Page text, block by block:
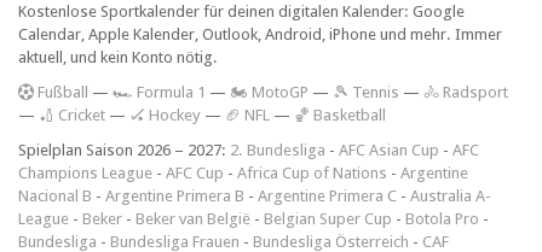
Kostenlose Sportkalender für deinen digitalen Kalender: Google
Calendar, Apple Kalender, Outlook, Android, iPhone und mehr. Immer
aktuell, und kein Konto nötig.
Fußball — 🏎️ Formula 1 — 🏍 MotoGP — 🎾 Tennis — 🚴 Radsport
— 🏏 Cricket — 🏑 Hockey — 🏈 NFL — 🏀 Basketball
Spielplan Saison 2026 – 2027: 2. Bundesliga - AFC Asian Cup - AFC
Champions League - AFC Cup - Africa Cup of Nations - Argentine
Nacional B - Argentine Primera B - Argentine Primera C - Australia A-
League - Beker - Beker van België - Belgian Super Cup - Botola Pro -
Bundesliga - Bundesliga Frauen - Bundesliga Österreich - CAF